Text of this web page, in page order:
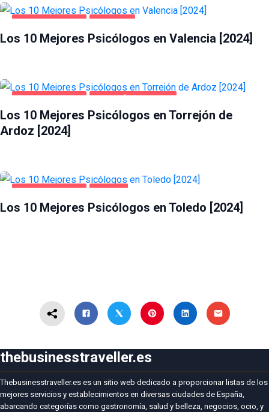
Los 10 Mejores Psicólogos en Valencia [2024]
Los 10 Mejores Psicólogos en Torrejón de
Ardoz [2024]
Los 10 Mejores Psicólogos en Toledo [2024]
thebusinesstraveller.es
Thebusinesstraveller.es es un sitio web dedicado a proporcionar listas de los
mejores servicios y establecimientos en diversas ciudades de España,
abarcando categorías como gastronomía, salud y belleza, negocios, ocio, y